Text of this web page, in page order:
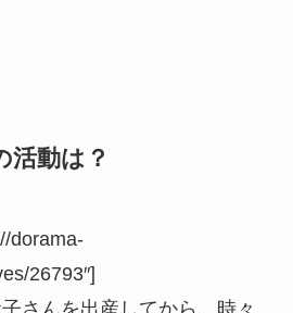
活動は？
dorama-
26793″]